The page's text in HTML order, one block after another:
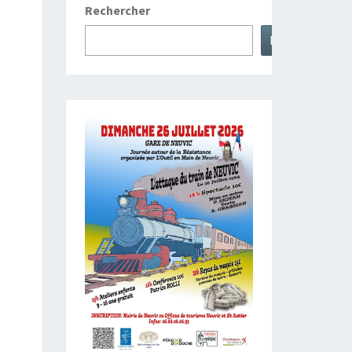
Rechercher
Rechercher